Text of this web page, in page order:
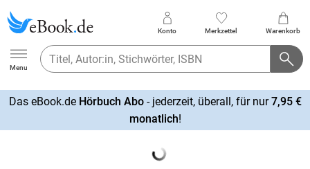
Ebook.de
Menu
Konto Merkzettel Warenkorb
Das eBook.de Hörbuch Abo- jederzeit, überall, für nur7,95 €
monatlich!